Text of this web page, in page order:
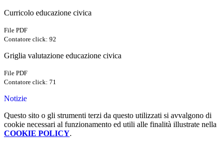
Curricolo educazione civica
File PDF
Contatore click: 92
Griglia valutazione educazione civica
File PDF
Contatore click: 71
Notizie
Questo sito o gli strumenti terzi da questo utilizzati si avvalgono di
cookie necessari al funzionamento ed utili alle finalità illustrate nella
COOKIE POLICY.